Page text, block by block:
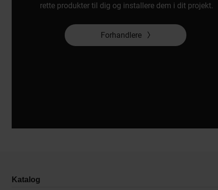
rette produkter til dig og installere dem i dit projekt.
Forhandlere
Katalog